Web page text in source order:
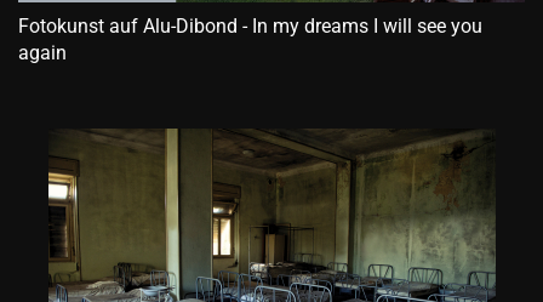
Fotokunst auf Alu-Dibond - In my dreams I will see you
again